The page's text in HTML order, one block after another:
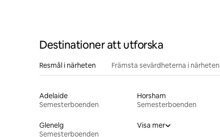
Destinationer att utforska
Resmål i närheten Främsta sevärdheterna i närheten
Adelaide
Semesterboenden
Horsham
Semesterboenden
Glenelg
Semesterboenden
Visa mer